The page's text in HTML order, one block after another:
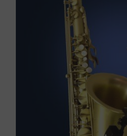
В КОРЗИНУ